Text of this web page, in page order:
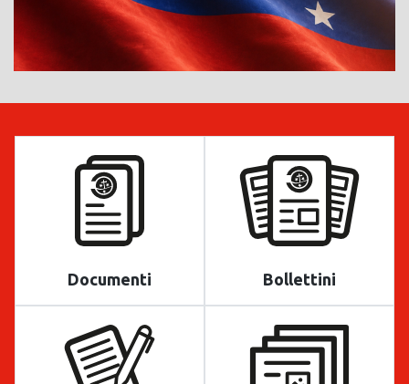
Documenti Bollettini